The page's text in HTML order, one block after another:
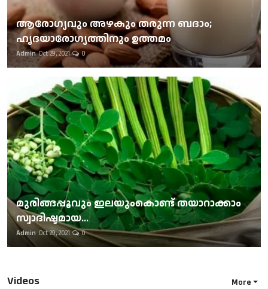
ആരോഗ്യവും അഴകും തരുന്ന ബദാം;
ഹൃദയാരോഗ്യത്തിനും ഉത്തമം
Admin Oct 29, 2021 0
മുരിങ്ങപ്പൂവും ഇലയുംകൊണ്ട് തയാറാക്കാം
സ്വാദിഷ്ടമായ...
Admin Oct 29, 2021 0
Videos More